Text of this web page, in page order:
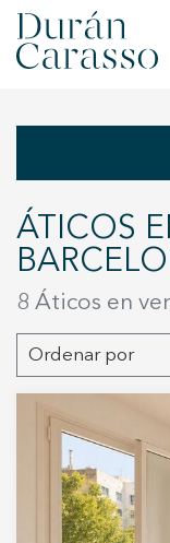
VENDER
OBRA NUEVA
INVERSIONES
GRUPO DC
CONTACTO
ÁTICOS EN VENTA EN
8 Áticos en
Ordenar por